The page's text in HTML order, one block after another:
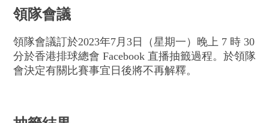
領隊會議
領隊會議訂於2023年7月3日（星期一）晚上 7 時 30
分於香港排球總會 Facebook 直播抽籤過程。於領隊
會決定有關比賽事宜日後將不再解釋。